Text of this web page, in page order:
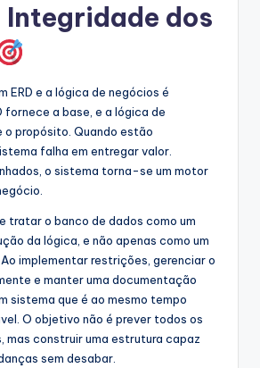
Integridade dos
ERD e a lógica de negócios é
fornece a base, e a lógica de
propósito. Quando estão
falha em entregar valor.
o sistema torna-se um motor
tratar o banco de dados como um
da lógica, e não apenas como um
implementar restrições, gerenciar o
e manter uma documentação
sistema que é ao mesmo tempo
O objetivo não é prever todos os
mas construir uma estrutura capaz
sem desabar.